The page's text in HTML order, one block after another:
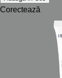
Corectează